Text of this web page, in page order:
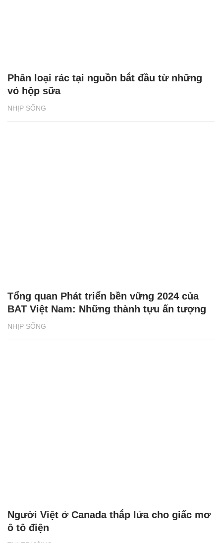
NHỊP SỐNG
Phân loại rác tại nguồn bắt đầu từ những
vỏ hộp sữa
NHỊP SỐNG
Tổng quan Phát triển bền vững 2024 của
BAT Việt Nam: Những thành tựu ấn tượng
Người Việt ở Canada thắp lửa cho giấc mơ
ô tô điện